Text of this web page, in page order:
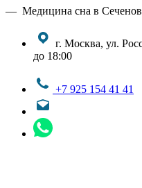
— Медицина сна в
г. Москва, ул.
до 18:00
+7 925 154 41 41